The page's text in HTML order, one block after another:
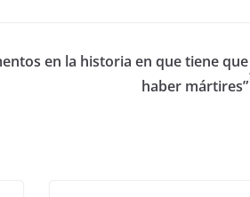
en la historia en que tiene que
haber mártires”